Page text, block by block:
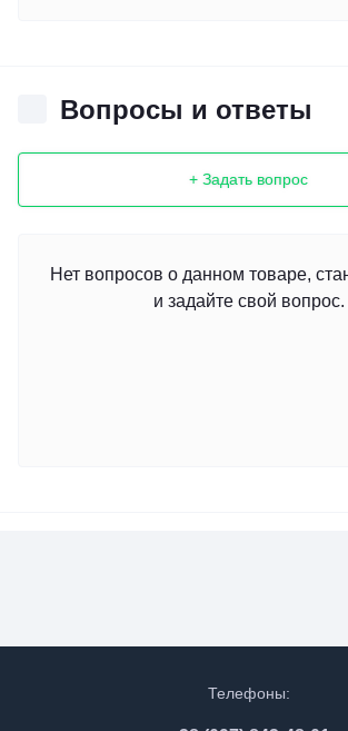
Вопросы и ответы
+ Задать вопрос
Нет вопросов о данном товаре,
и задайте свой вопрос.
Телефоны: